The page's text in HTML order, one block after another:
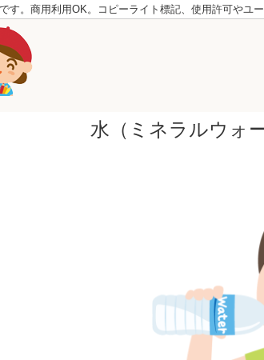
。商用利用OK。コピーライト標記、使用許可やユ
水（ミネラルウォ